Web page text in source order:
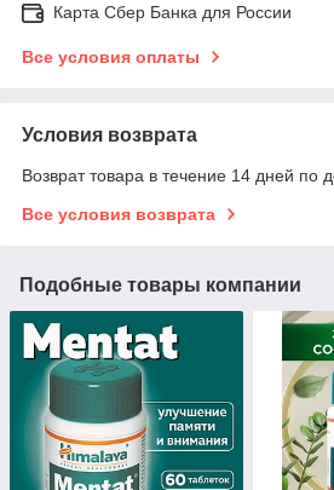
Карта Сбер Банка для России
Все условия оплаты
Условия возврата
Возврат товара в течение 14 дней по
Все условия возврата
Подобные товары компании